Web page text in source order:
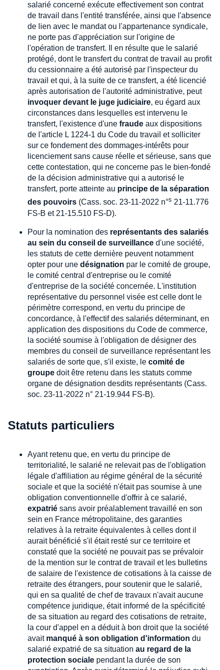
salarié concerné exécute effectivement son contrat
de travail dans l'entité transférée, ainsi que l'absence
de lien avec le mandat ou l'appartenance syndicale,
ne porte pas d'appréciation sur l'origine de
l'opération de transfert. Il en résulte que le salarié
protégé, dont le transfert du contrat de travail au profit
du cessionnaire a été autorisé par l'inspecteur du
travail et qui, à la suite de ce transfert, a été licencié
après autorisation de l'autorité administrative, peut
invoquer devant le juge judiciaire, eu égard aux
circonstances dans lesquelles est intervenu le
transfert, l'existence d'une fraude aux dispositions
de l'article L 1224-1 du Code du travail et solliciter
sur ce fondement des dommages-intérêts pour
licenciement sans cause réelle et sérieuse, sans que
cette contestation, qui ne concerne pas le bien-fondé
de la décision administrative qui a autorisé le
transfert, porte atteinte au principe de la séparation
des pouvoirs (Cass. soc. 23-11-2022 n°s 21-11.776
FS-B et 21-15.510 FS-D).
Pour la nomination des représentants des salariés
au sein du conseil de surveillance d'une société,
les statuts de cette dernière peuvent notamment
opter pour une désignation par le comité de groupe,
le comité central d'entreprise ou le comité
d'entreprise de la société concernée. L'institution
représentative du personnel visée est celle dont le
périmètre correspond, en vertu du principe de
concordance, à l'effectif des salariés déterminant, en
application des dispositions du Code de commerce,
la société soumise à l'obligation de désigner des
membres du conseil de surveillance représentant les
salariés de sorte que, s'il existe, le comité de
groupe doit être retenu dans les statuts comme
organe de désignation desdits représentants (Cass.
soc. 23-11-2022 n° 21-19.944 FS-B).
Statuts particuliers
Ayant retenu que, en vertu du principe de
territorialité, le salarié ne relevait pas de l'obligation
légale d'affiliation au régime général de la sécurité
sociale et que la société n'était pas soumise à une
obligation conventionnelle d'offrir à ce salarié,
expatrié sans avoir préalablement travaillé en son
sein en France métropolitaine, des garanties
relatives à la retraite équivalentes à celles dont il
aurait bénéficié s'il était resté sur ce territoire et
constaté que la société ne pouvait pas se prévaloir
de la mention sur le contrat de travail et les bulletins
de salaire de l'existence de cotisations à la caisse de
retraite des étrangers, pour soutenir que le salarié,
qui en sa qualité de chef de travaux n'avait aucune
compétence juridique, était informé de la spécificité
de sa situation au regard des cotisations de retraite,
la cour d'appel en a déduit à bon droit que la société
avait manqué à son obligation d'information du
salarié expatrié de sa situation au regard de la
protection sociale pendant la durée de son